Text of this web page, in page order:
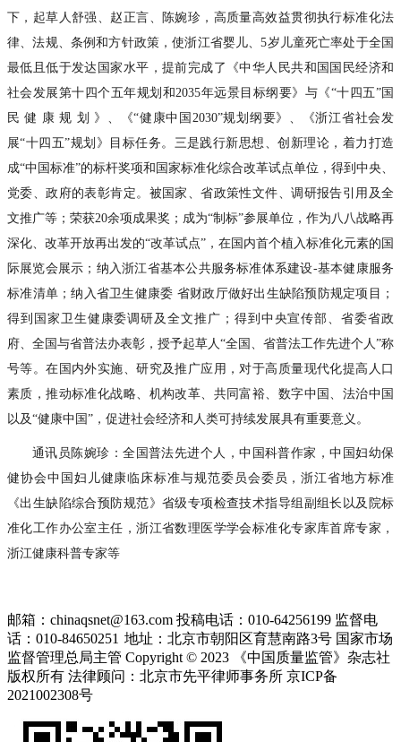
下，起草人舒强、赵正言、陈婉珍，高质量高效益贯彻执行标准化法
律、法规、条例和方针政策，使浙江省婴儿、5岁儿童死亡率处于全国
最低且低于发达国家水平，提前完成了《中华人民共和国国民经济和
社会发展第十四个五年规划和2035年远景目标纲要》与《“十四五”国
民 健 康 规 划 》、《“健康中国2030”规划纲要》、《浙江省社会发
展“十四五”规划》目标任务。三是践行新思想、创新理论，着力打造
成“中国标准”的标杆奖项和国家标准化综合改革试点单位，得到中央、
党委、政府的表彰肯定。被国家、省政策性文件、调研报告引用及全
文推广等；荣获20余项成果奖；成为“制标”参展单位，作为八八战略再
深化、改革开放再出发的“改革试点”，在国内首个植入标准化元素的国
际展览会展示；纳入浙江省基本公共服务标准体系建设-基本健康服务
标准清单；纳入省卫生健康委 省财政厅做好出生缺陷预防规定项目；
得到国家卫生健康委调研及全文推广；得到中央宣传部、省委省政
府、全国与省普法办表彰，授予起草人“全国、省普法工作先进个人”称
号等。在国内外实施、研究及推广应用，对于高质量现代化提高人口
素质，推动标准化战略、机构改革、共同富裕、数字中国、法治中国
以及“健康中国”，促进社会经济和人类可持续发展具有重要意义。
通讯员陈婉珍：全国普法先进个人，中国科普作家，中国妇幼保
健协会中国妇儿健康临床标准与规范委员会委员，浙江省地方标准
《出生缺陷综合预防规范》省级专项检查技术指导组副组长以及院标
准化工作办公室主任，浙江省数理医学学会标准化专家库首席专家，
浙江健康科普专家等
邮箱：chinaqsnet@163.com 投稿电话：010-64256199 监督电
话：010-84650251 地址：北京市朝阳区育慧南路3号 国家市场
监督管理总局主管 Copyright © 2023 《中国质量监管》杂志社
版权所有 法律顾问：北京市先平律师事务所 京ICP备
2021002308号